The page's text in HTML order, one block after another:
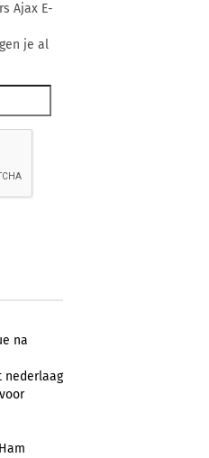
Ajax E-
je al
na
nederlaag